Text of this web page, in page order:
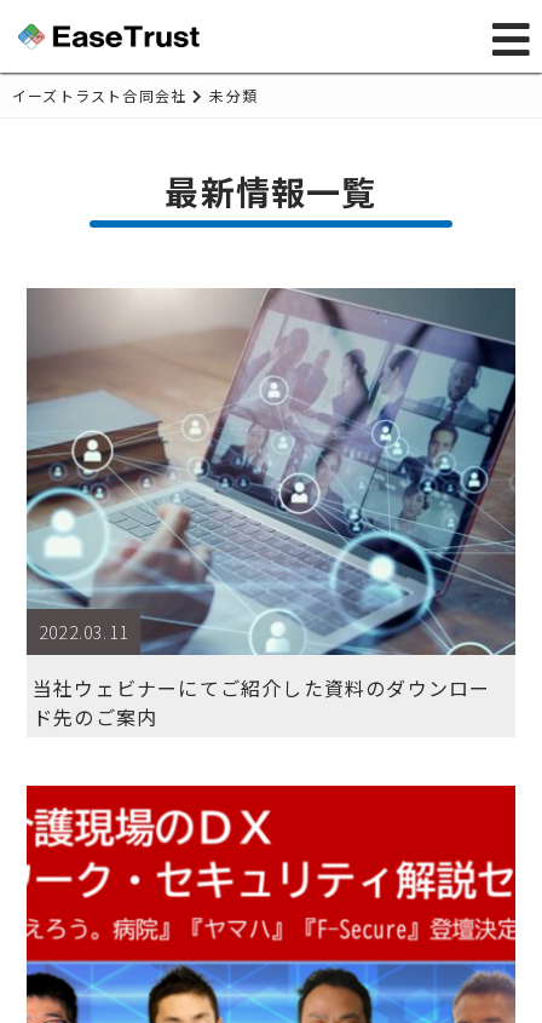
イーズトラスト合同会社 未分類
最新情報一覧
2022.03.11
当社ウェビナーにてご紹介した資料のダウンロー
ド先のご案内